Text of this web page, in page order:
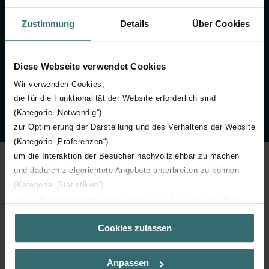
Zustimmung Details Über Cookies
Diese Webseite verwendet Cookies
Wir verwenden Cookies,
die für die Funktionalität der Website erforderlich sind
(Kategorie „Notwendig“)
zur Optimierung der Darstellung und des Verhaltens der Website
(Kategorie „Präferenzen“)
um die Interaktion der Besucher nachvollziehbar zu machen
und dadurch zielgerichtete Angebote unterbreiten zu können
(Kategorie „Statistiken“)
(Kategorie „Marketing“)
Über „Details zeigen“ bzw. die Datenschutzerklärung erhalten
Sie weitere Informationen. Durch die Auswahl der Kategorie
der Auswahl von „Statistiken“ willigen Sie ein, dass wir Ihren
Cookies zulassen
Anpassen
Employés
Nombre de clients formés par an
Une histoire de grandes
innovations et d’évolution
constante